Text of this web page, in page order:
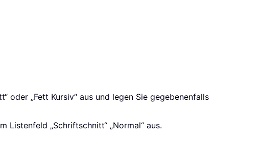
oder „Fett Kursiv“ aus und legen Sie gegebenenfalls
Listenfeld „Schriftschnitt“ „Normal“ aus.